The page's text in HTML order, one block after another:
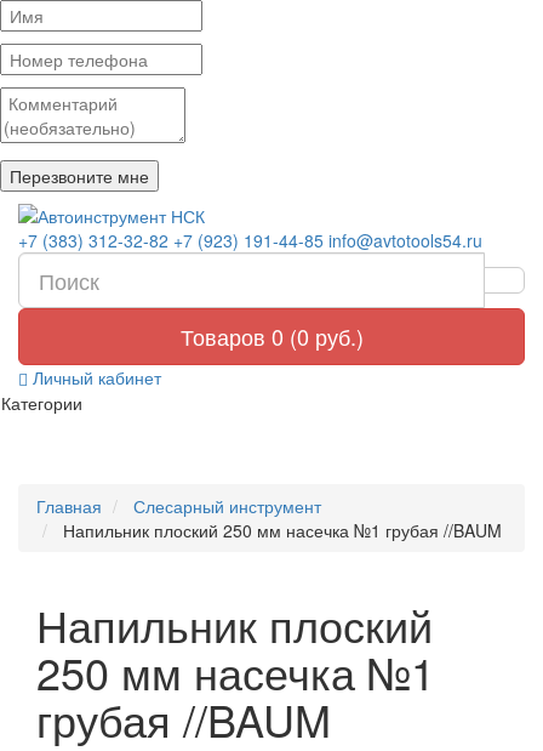
+7 (383) 312-32-82 +7 (923) 191-44-85 info@avtotools54.ru
Товаров 0 (0 руб.)
Личный кабинет
Категории
Главная
Слесарный инструмент
Напильник плоский 250 мм насечка №1 грубая //BAUM
Напильник плоский
250 мм насечка №1
грубая //BAUM